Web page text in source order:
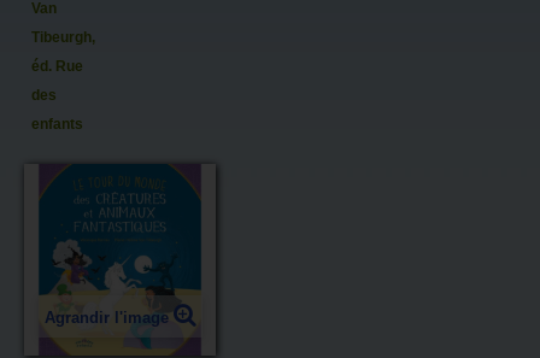
Van
Tibeurgh,
éd. Rue
des
enfants
Agrandir l'image